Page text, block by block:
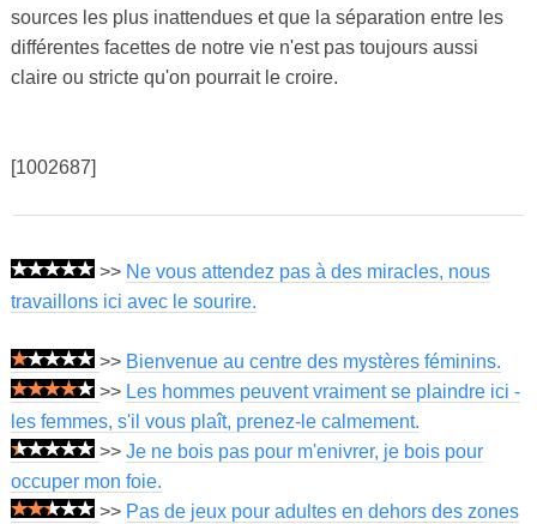
sources les plus inattendues et que la séparation entre les
différentes facettes de notre vie n'est pas toujours aussi
claire ou stricte qu'on pourrait le croire.
[1002687]
>> Ne vous attendez pas à des miracles, nous
travaillons ici avec le sourire.
>> Bienvenue au centre des mystères féminins.
>> Les hommes peuvent vraiment se plaindre ici -
les femmes, s'il vous plaît, prenez-le calmement.
>> Je ne bois pas pour m'enivrer, je bois pour
occuper mon foie.
>> Pas de jeux pour adultes en dehors des zones